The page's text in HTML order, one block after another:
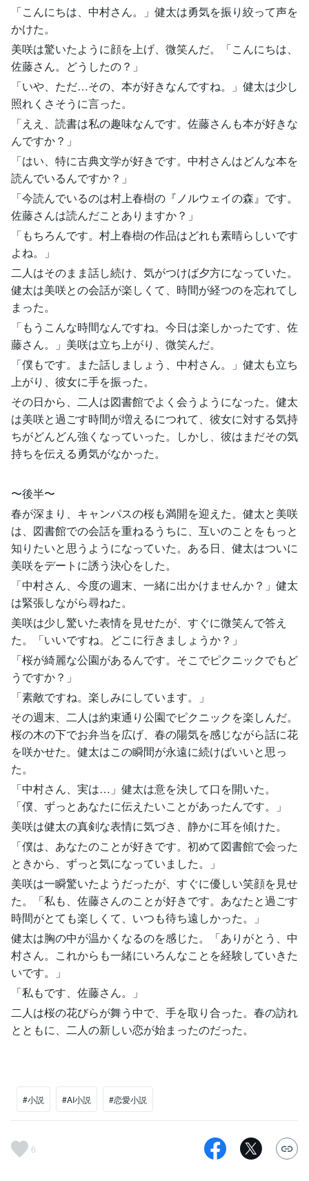
「こんにちは、中村さん。」健太は勇気を振り絞って声を
かけた。
美咲は驚いたように顔を上げ、微笑んだ。「こんにちは、
佐藤さん。どうしたの？」
「いや、ただ…その、本が好きなんですね。」健太は少し
照れくさそうに言った。
「ええ、読書は私の趣味なんです。佐藤さんも本が好きな
んですか？」
「はい、特に古典文学が好きです。中村さんはどんな本を
読んでいるんですか？」
「今読んでいるのは村上春樹の『ノルウェイの森』です。
佐藤さんは読んだことありますか？」
「もちろんです。村上春樹の作品はどれも素晴らしいです
よね。」
二人はそのまま話し続け、気がつけば夕方になっていた。
健太は美咲との会話が楽しくて、時間が経つのを忘れてし
まった。
「もうこんな時間なんですね。今日は楽しかったです、佐
藤さん。」美咲は立ち上がり、微笑んだ。
「僕もです。また話しましょう、中村さん。」健太も立ち
上がり、彼女に手を振った。
その日から、二人は図書館でよく会うようになった。健太
は美咲と過ごす時間が増えるにつれて、彼女に対する気持
ちがどんどん強くなっていった。しかし、彼はまだその気
持ちを伝える勇気がなかった。
〜後半〜
春が深まり、キャンパスの桜も満開を迎えた。健太と美咲
は、図書館での会話を重ねるうちに、互いのことをもっと
知りたいと思うようになっていた。ある日、健太はついに
美咲をデートに誘う決心をした。
「中村さん、今度の週末、一緒に出かけませんか？」健太
は緊張しながら尋ねた。
美咲は少し驚いた表情を見せたが、すぐに微笑んで答え
た。「いいですね。どこに行きましょうか？」
「桜が綺麗な公園があるんです。そこでピクニックでもど
うですか？」
「素敵ですね。楽しみにしています。」
その週末、二人は約束通り公園でピクニックを楽しんだ。
桜の木の下でお弁当を広げ、春の陽気を感じながら話に花
を咲かせた。健太はこの瞬間が永遠に続けばいいと思っ
た。
「中村さん、実は…」健太は意を決して口を開いた。
「僕、ずっとあなたに伝えたいことがあったんです。」
美咲は健太の真剣な表情に気づき、静かに耳を傾けた。
「僕は、あなたのことが好きです。初めて図書館で会った
ときから、ずっと気になっていました。」
美咲は一瞬驚いたようだったが、すぐに優しい笑顔を見せ
た。「私も、佐藤さんのことが好きです。あなたと過ごす
時間がとても楽しくて、いつも待ち遠しかった。」
健太は胸の中が温かくなるのを感じた。「ありがとう、中
村さん。これからも一緒にいろんなことを経験していきた
いです。」
「私もです、佐藤さん。」
二人は桜の花びらが舞う中で、手を取り合った。春の訪れ
とともに、二人の新しい恋が始まったのだった。
#小説 #AI小説 #恋愛小説
6